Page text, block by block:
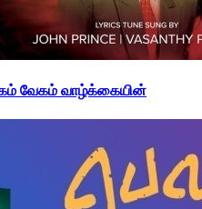
வேகம் வாழ்க்கையின்